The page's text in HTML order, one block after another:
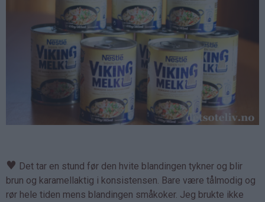
♥ Det tar en stund før den hvite blandingen tykner og blir
brun og karamellaktig i konsistensen. Bare være tålmodig og
rør hele tiden mens blandingen småkoker. Jeg brukte ikke